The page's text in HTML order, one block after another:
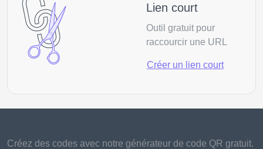
Lien court
Outil gratuit pour
raccourcir une URL
Créer un lien court
Créez des codes avec notre générateur de code QR gratuit.